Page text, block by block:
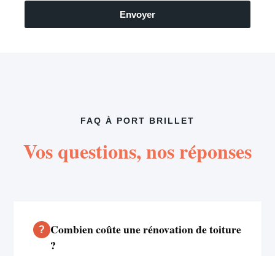
Envoyer
FAQ À PORT BRILLET
Vos questions, nos réponses
Combien coûte une rénovation de toiture
?